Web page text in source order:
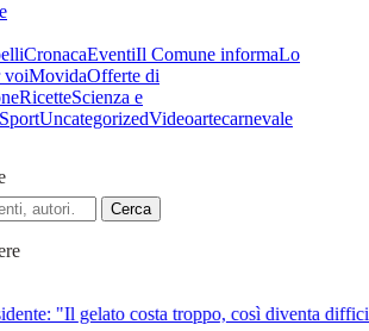
CronacaEventiIl Comune informaLo
voiMovidaOfferte di
RicetteScienza e
SportUncategorizedVideoartecarnevale
Cerca
"Il gelato costa troppo, così diventa